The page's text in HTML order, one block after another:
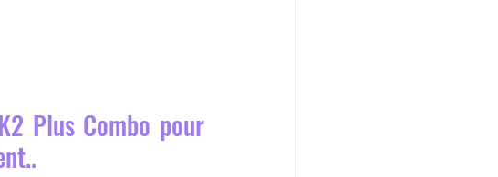
Plus Combo pour